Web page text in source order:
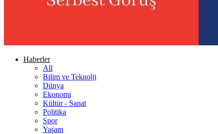
Haberler
All
Bilim ve Teknolji
Dünya
Ekonomi
Kültür - Sanat
Politika
Spor
Yaşam